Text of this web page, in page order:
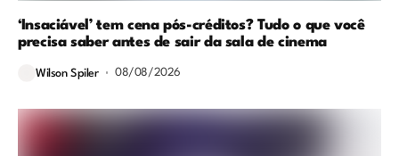
‘Insaciável’ tem cena pós-créditos? Tudo o que você
precisa saber antes de sair da sala de cinema
Wilson Spiler 08/08/2026